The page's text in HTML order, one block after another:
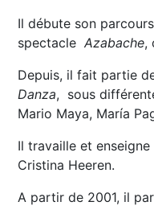
Il débute son
spectacleAzabache,
Depuis, il fait partie
Danza, sous
Mario Maya, María
Il travaille et
Cristina Heeren.
A partir de 2001, il